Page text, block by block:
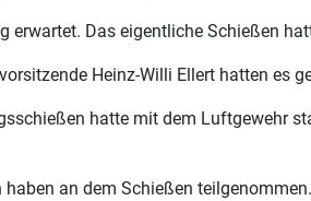
erwartet. Das eigentliche Schießen
Heinz-Willi Ellert hatten
hatte mit dem Luftgewehr
an dem Schießen teilgenommen.